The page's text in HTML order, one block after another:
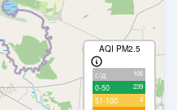
AQI PM2.5
с/д 106
0-50 239
51-100 4